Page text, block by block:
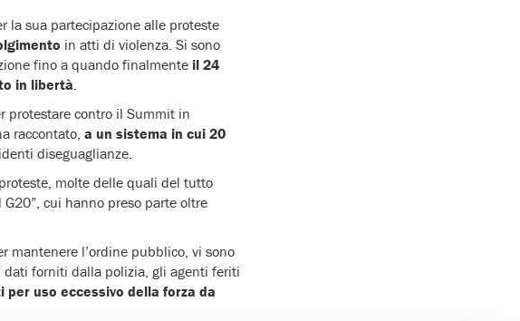
la sua partecipazione alle proteste
in atti di violenza. Si sono
fino a quando finalmente il 24
in libertà
protestare contro il Summit in
raccontato, a un sistema in cui 20
diseguaglianze.
molte delle quali del tutto
cui hanno preso parte oltre
mantenere l’ordine pubblico, vi sono
forniti dalla polizia, gli agenti feriti
uso eccessivo della forza da